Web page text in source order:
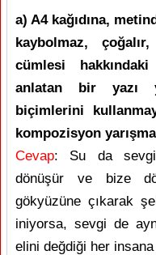
a) A4 kağıdına,
kaybolmaz,
cümlesi
anlatan bir yazı
biçimlerini
kompozisyon
Cevap: Su da sevgi
dönüşür ve bize
gökyüzüne çıkarak
iniyorsa, sevgi de
elini değdiği her